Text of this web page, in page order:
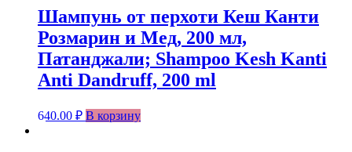
Шампунь от перхоти Кеш Канти
Розмарин и Мед, 200 мл,
Патанджали; Shampoo Kesh Kanti
Anti Dandruff, 200 ml
640.00 ₽ В корзину